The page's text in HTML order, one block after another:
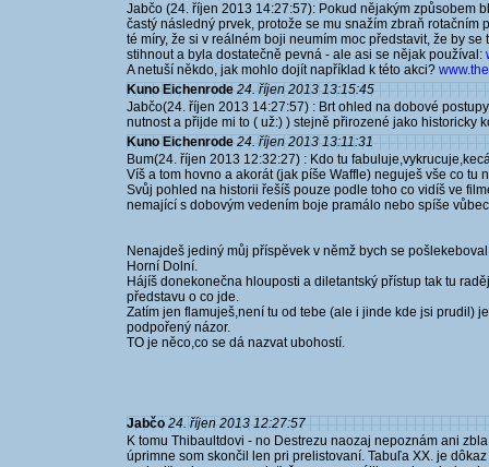
Jabčo (24. říjen 2013 14:27:57): Pokud nějakým způsobem
častý následný prvek, protože se mu snažím zbraň rotačním
té míry, že si v reálném boji neumím moc představit, že by
stihnout a byla dostatečně pevná - ale asi se nějak používal:
A netuší někdo, jak mohlo dojít například k této akci?
Kuno Eichenrode 24. říjen 2013 13:15:45
Jabčo(24. říjen 2013 14:27:57) : Brt ohled na dobové
nutnost a přijde mi to ( už:) ) stejně přirozené jako historicky
Kuno Eichenrode 24. říjen 2013 13:11:31
Bum(24. říjen 2013 12:32:27) : Kdo tu
Víš a tom hovno a akorát (jak píše Waffle) neguješ vše co tu
Svůj pohled na historii řešíš pouze podle toho co vidíš ve
nemající s dobovým vedením boje pramálo nebo spíše
Nenajdeš jediný můj příspěvek v němž bych se
Horní Dolní.
Hájíš donekonečna hlouposti a diletantský přístup tak tu
představu o co jde.
Zatím jen flamuješ,není tu od tebe (ale i jinde kde jsi prudil)
podpořený názor.
TO je něco,co se dá nazvat ubohostí.
Jabčo 24. říjen 2013 12:27:57
K tomu Thibaultdovi - no Destrezu naozaj nepoznám ani
úprimne som skončil len pri prelistovaní. Tabuľa XX. je